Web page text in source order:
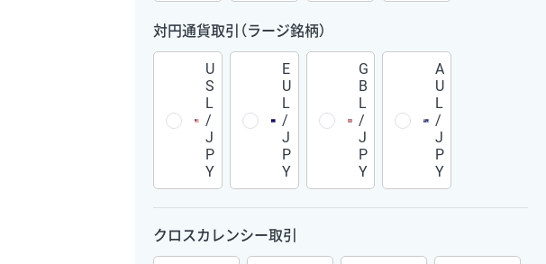
対円通貨取引（ラージ銘柄）
U
S
L
/
J
P
Y
E
U
L
/
J
P
Y
G
B
L
/
J
P
Y
A
U
L
/
J
P
Y
クロスカレンシー取引